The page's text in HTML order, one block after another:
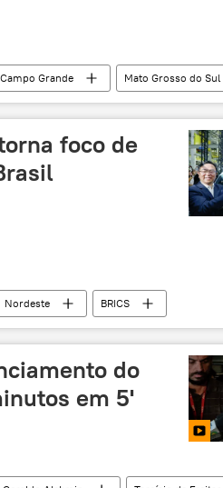
Campo Grande
Mato Grosso do Sul
foco de
Nordeste
BRICS
investimentos
obras
energia
do
em 5'